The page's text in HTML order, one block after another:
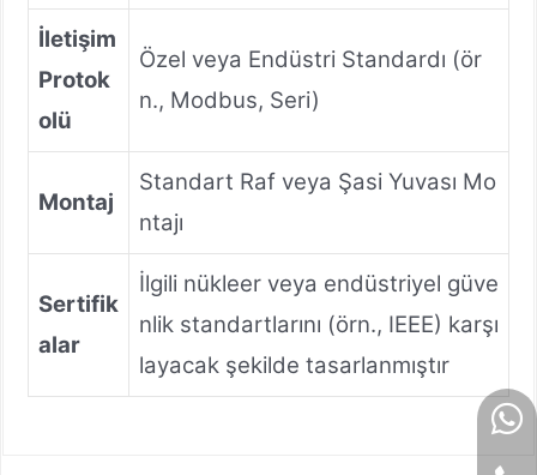
İletişim
Protok
olü
Özel veya Endüstri Standardı (ör
n., Modbus, Seri)
Montaj
Standart Raf veya Şasi Yuvası Mo
ntajı
Sertifik
alar
İlgili nükleer veya endüstriyel güve
nlik standartlarını (örn., IEEE) karşı
layacak şekilde tasarlanmıştır